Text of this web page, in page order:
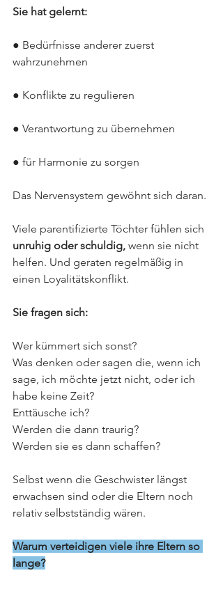
Sie hat gelernt:
● Bedürfnisse anderer zuerst
wahrzunehmen
● Konflikte zu regulieren
● Verantwortung zu übernehmen
● für Harmonie zu sorgen
Das Nervensystem gewöhnt sich daran.
Viele parentifizierte Töchter fühlen sich
unruhig oder schuldig, wenn sie nicht
helfen. Und geraten regelmäßig in
einen Loyalitätskonflikt.
Sie fragen sich:
Wer kümmert sich sonst?
Was denken oder sagen die, wenn ich
sage, ich möchte jetzt nicht, oder ich
habe keine Zeit?
Enttäusche ich?
Werden die dann traurig?
Werden sie es dann schaffen?
Selbst wenn die Geschwister längst
erwachsen sind oder die Eltern noch
relativ selbstständig wären.
Warum verteidigen viele ihre Eltern so
lange?